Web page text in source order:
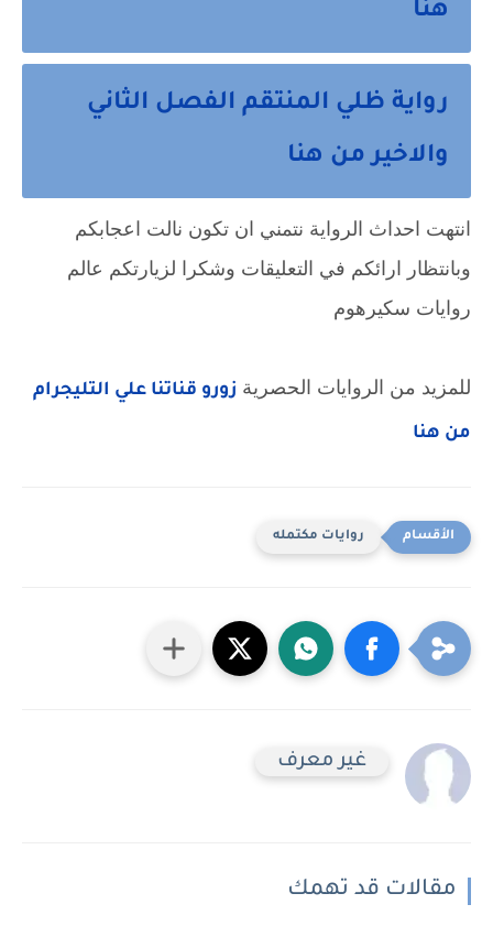
هنا
رواية ظلي المنتقم الفصل الثاني
والاخير من هنا
انتهت احداث الرواية نتمني ان تكون نالت اعجابكم
وبانتظار ارائكم في التعليقات وشكرا لزيارتكم عالم
روايات سكيرهوم
للمزيد من الروايات الحصرية زورو قناتنا علي التليجرام
من هنا
روايات مكتمله
غير معرف
مقالات قد تهمك